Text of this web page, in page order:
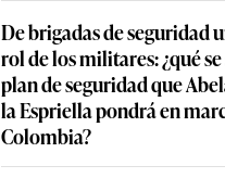
De brigadas de seguridad
rol de los militares: ¿qué
plan de seguridad que
la Espriella pondrá en
Colombia?